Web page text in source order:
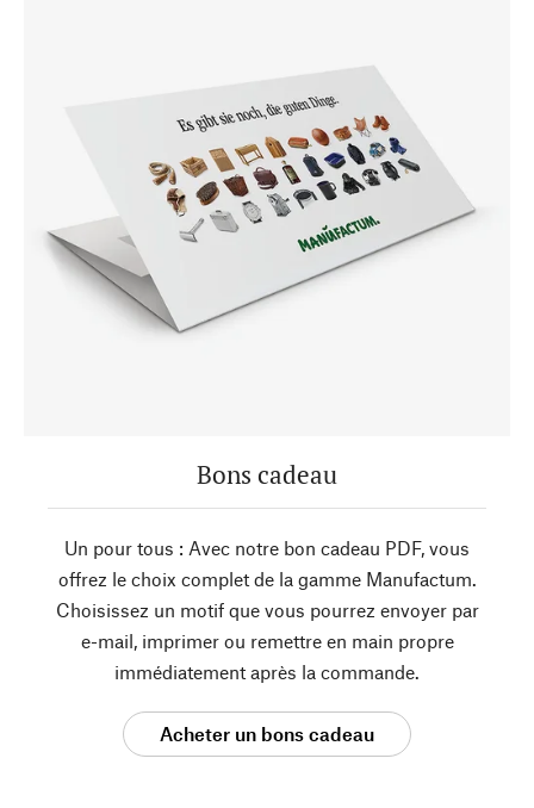
Bons cadeau
Un pour tous : Avec notre bon cadeau PDF, vous
offrez le choix complet de la gamme Manufactum.
Choisissez un motif que vous pourrez envoyer par
e-mail, imprimer ou remettre en main propre
immédiatement après la commande.
Acheter un bons cadeau